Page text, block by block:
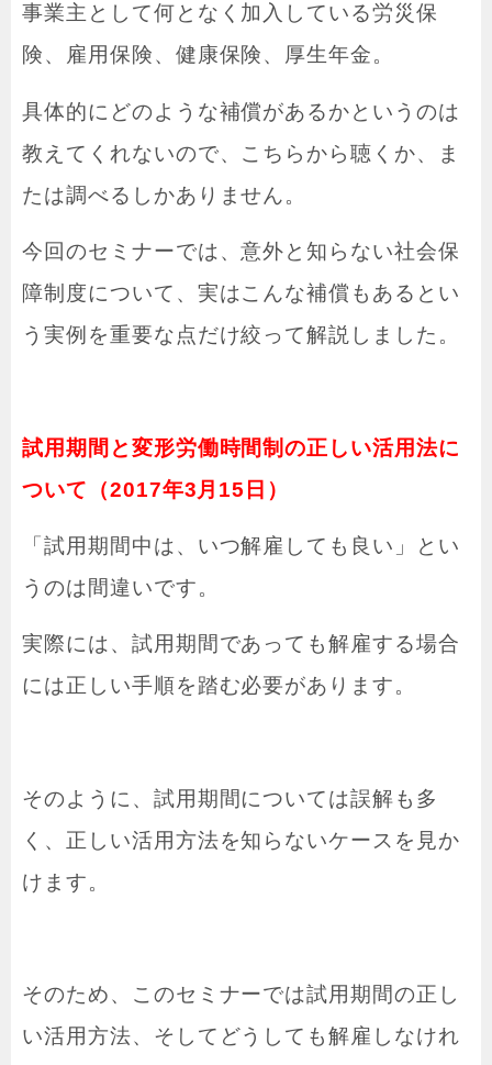
事業主として何となく加入している労災保
険、雇用保険、健康保険、厚生年金。
具体的にどのような補償があるかというのは
教えてくれないので、こちらから聴くか、ま
たは調べるしかありません。
今回のセミナーでは、意外と知らない社会保
障制度について、実はこんな補償もあるとい
う実例を重要な点だけ絞って解説しました。
試用期間と変形労働時間制の正しい活用法に
ついて（2017年3月15日）
「試用期間中は、いつ解雇しても良い」とい
うのは間違いです。
実際には、試用期間であっても解雇する場合
には正しい手順を踏む必要があります。
そのように、試用期間については誤解も多
く、正しい活用方法を知らないケースを見か
けます。
そのため、このセミナーでは試用期間の正し
い活用方法、そしてどうしても解雇しなけれ